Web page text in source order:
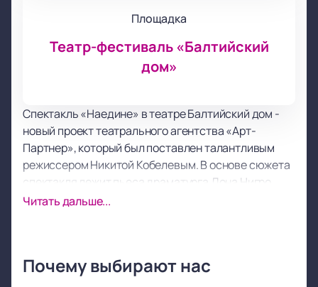
Площадка
Театр-фестиваль «Балтийский
дом»
Спектакль «Наедине» в театре Балтийский дом -
новый проект театрального агентства «Арт-
Партнер», который был поставлен талантливым
режиссером Никитой Кобелевым. В основе сюжета
спектакля лежит пьеса драматурга Дона Нигро.
Главные роли исполняют известные актрисы
истории, три сломанные судьбы, которые
Читать дальше...
Почему выбирают нас